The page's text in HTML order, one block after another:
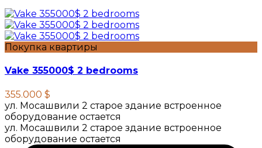
Покупка квартиры
Vake 355000$ 2 bedrooms
355.000 $
ул. Мосашвили 2 старое здание встроенное
оборудование остается
ул. Мосашвили 2 старое здание встроенное
оборудование остается